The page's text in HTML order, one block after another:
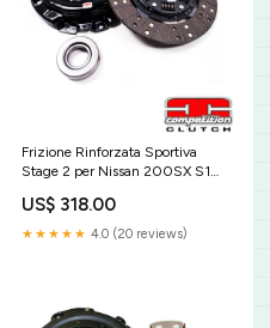
Frizione Rinforzata Sportiva
Stage 2 per Nissan 200SX S14
Competition Clutch MSW 24
US$ 318.00
★★★★★ 4.0 (20 reviews)